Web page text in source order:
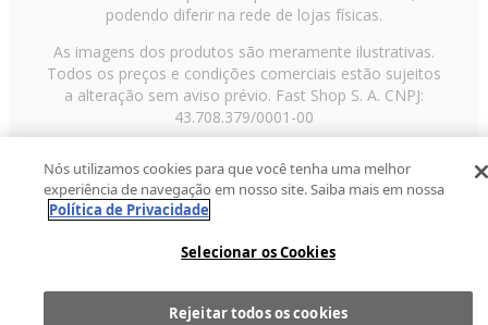
podendo diferir na rede de lojas físicas.
As imagens dos produtos são meramente ilustrativas.
Todos os preços e condições comerciais estão sujeitos
a alteração sem aviso prévio. Fast Shop S. A. CNPJ:
43.708.379/0001-00
Paulo/SP, CEP 02029-001, Telefone: 11 3003-3728 ©
2013 Fast Shop - Todos os direitos reservadosRF
Nós utilizamos cookies para que você tenha uma melhor
experiência de navegação em nosso site. Saiba mais em nossa
Política de Privacidade
Selecionar os Cookies
Rejeitar todos os cookies